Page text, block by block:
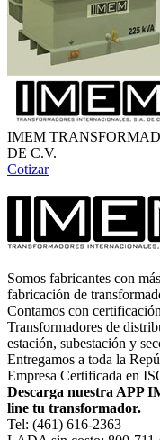
IMEM
DE C.V.
Cotizar
Somos fabricantes con
fabricación de
Contamos con
Transformadores de
estación, subestación y
Entregamos a toda la
Empresa Certificada en
Descarga nuestra APP
line tu transformador.
Tel: (461) 616-2363